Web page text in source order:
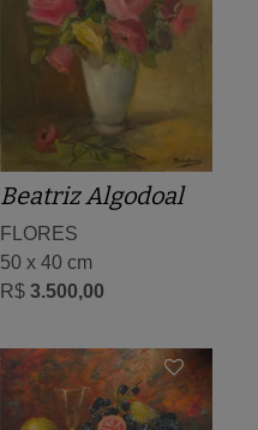
Beatriz Algodoal
FLORES
50 x 40 cm
R$ 3.500,00